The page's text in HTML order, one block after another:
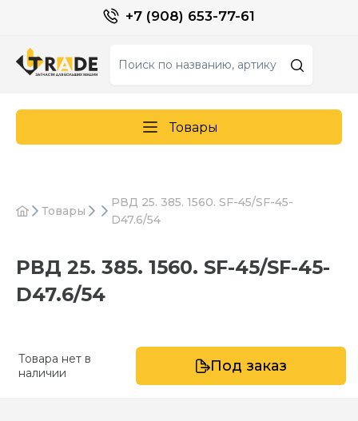
+7 (908) 653-77-61
Товары
Товары
РВД 25. 385. 1560. SF-45/SF-45-
D47.6/54
РВД 25. 385. 1560. SF-45/SF-45-
D47.6/54
Товара нет в
наличии
Под заказ